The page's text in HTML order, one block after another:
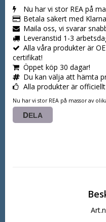
Nu har vi stor REA på
Betala säkert med
Maila oss, vi svarar
Leveranstid 1-3
Alla våra produkter är
certifikat!
Öppet köp 30 dagar!
Du kan välja att hämta
Alla produkter är officiellt
Nu har vi stor REA på massor av
DELA